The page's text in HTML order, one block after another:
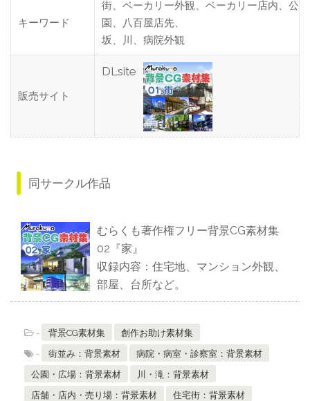
キーワード
街、ベーカリー外観、ベーカリー店内、公
園、八百屋店先、
坂、川、病院外観
販売サイト
DLsite
同サークル作品
むらくも著作権フリー背景CG素材集
02『家』
収録内容：住宅地、マンション外観、
部屋、台所など。
- 背景CG素材集
創作お助け素材集
-
街並み：背景素材
病院・病室・診察室：背景素材
公園・広場：背景素材
川・滝：背景素材
店舗・店内・売り場：背景素材
住宅街：背景素材